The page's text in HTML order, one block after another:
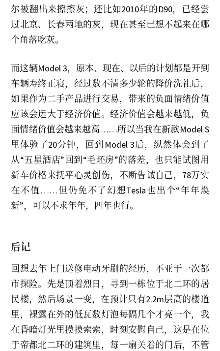
尔被翻出来擦擦灰；还比如2010年的D90，已经尝
过北京、长春两地的灰，现在甚至已想不起来在哪
个角落吃灰。
而这辆Model 3，原本、现在、以后的计划都是开到
车辆寿终正寝，经过数不清多少轮的降价洗礼后，
如果作为二手产品进行交易，带来的负面情绪价值
应该会远大于经济价值。经济价值会越来越低，负
面情绪价值会越来越高……所以当我在新款Model S
里体验了20分钟，回到Model 3后，纵然体会到了
从“五星酒店”回到“毛坯房”的落差，也只能试图用
新车价格来抚平心灵创伤，不断告诫自己，78万实
在不值……但仍免不了幻想Tesla也出个“年年焕
新”，可以不求年年，四年也行。
后记
回想去年上门送修电动牙刷的经历，不亚于一次都
市探险。先是顶着烈日，寻到一栋位于北二环的居
民楼，然后场景一变，在预计只有2.2m层高的楼道
里，裸露在外的低瓦数灯泡每隔几个才亮一个，我
在昏暗灯光里摸摸索索，时刻安慰自己，这是在位
于帝都北二环的建筑里，每一扇关着的门后，不管